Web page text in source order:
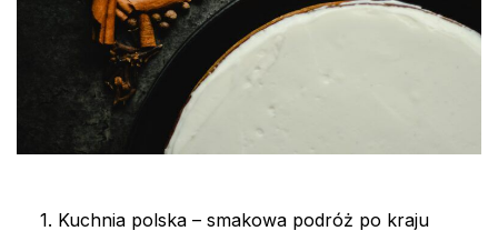
1. Kuchnia polska – smakowa podróż po kraju